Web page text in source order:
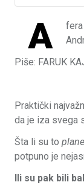
A
fera
Piše: FARUK
Praktički
da je iza svega
Šta li su to
potpuno je
Ili su pak bili